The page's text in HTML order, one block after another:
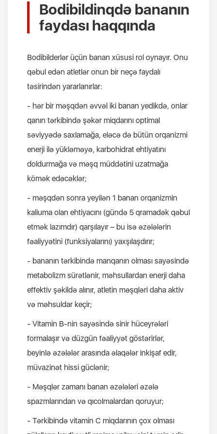
Bodibildinqdə bananın
faydası haqqında
Bodibilderlər üçün banan xüsusi rol oynayır. Onu
qəbul edən atletlər onun bir neçə faydalı
təsirindən yararlanırlar:
- hər bir məşqdən əvvəl iki banan yedikdə, onlar
qanın tərkibində şəkər miqdarını optimal
səviyyədə saxlamağa, eləcə də bütün orqanizmi
enerji ilə yükləməyə, karbohidrat ehtiyatını
doldurmağa və məşq müddətini uzatmağa
kömək edəcəklər;
- məşqdən sonra yeyilən 1 banan orqanizmin
kaliuma olan ehtiyacını (gündə 5 qramadək qəbul
etmək lazımdır) qarşılayır – bu isə əzələlərin
fəaliyyətini (funksiyalarını) yaxşılaşdırır;
- bananın tərkibində manqanın olması sayəsində
metabolizm sürətlənir, məhsullardan enerji daha
effektiv şəkildə alınır, atletin məşqləri daha aktiv
və məhsuldar keçir;
- Vitamin B-nin sayəsində sinir hüceyrələri
formalaşır və düzgün fəaliyyət göstərirlər,
beyinlə əzələlər arasında əlaqələr inkişaf edir,
müvazinət hissi güclənir;
- Məşqlər zamanı banan əzələləri əzələ
spazmlarından və qıcolmalardan qoruyur;
- Tərkibində vitamin C miqdarının çox olması